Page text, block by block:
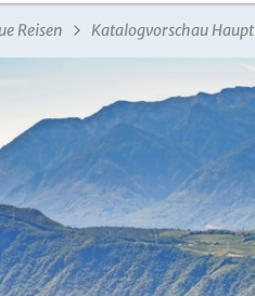
Reisen Katalogvorschau